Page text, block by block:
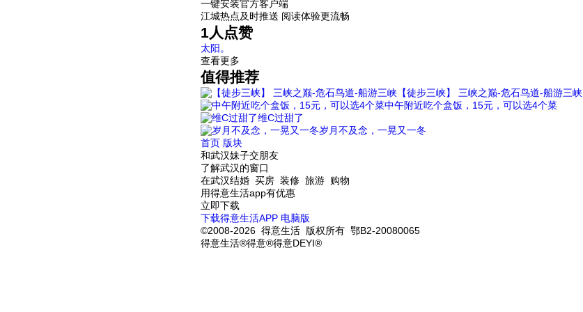
一键安装官方客户端
江城热点及时推送 阅读体验更流畅
1人点赞
太阳。
查看更多
值得推荐
【徒步三峡】 三峡之巅-危石鸟道-船游三峡
中午附近吃个盒饭，15元，可以选4个菜
维C过甜了
岁月不及念，一晃又一冬
首页 版块
和武汉妹子交朋友
了解武汉的窗口
在武汉结婚 买房 装修 旅游 购物
用得意生活app有优惠
立即下载
下载得意生活APP 电脑版
©2008-2026 得意生活 版权所有 鄂B2-20080065
得意生活®得意®得意DEYI®